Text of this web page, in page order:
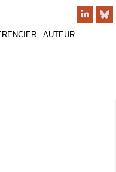
- AUTEUR